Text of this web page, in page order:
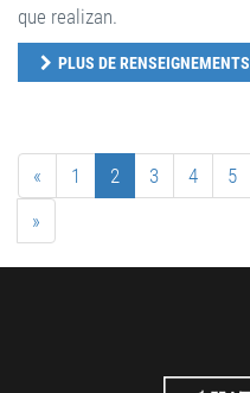
que realizan.
PLUS DE RENSEIGNEMENTS
« 1 2 3 4 5
»